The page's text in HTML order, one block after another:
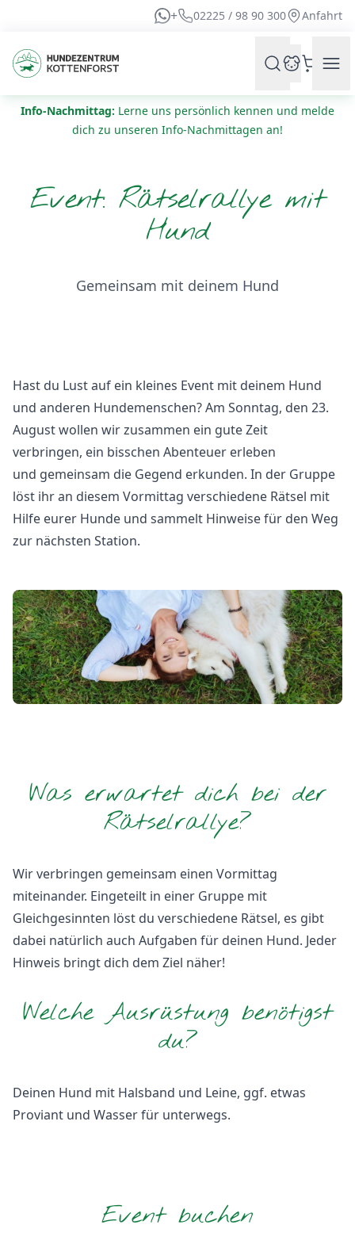
+ 02225 / 98 90 300 Anfahrt
Info-Nachmittag: Lerne uns persönlich kennen und melde
dich zu unseren Info-Nachmittagen an!
Event: Rätselrallye mit
Hund
Gemeinsam mit deinem Hund
Hast du Lust auf ein kleines Event mit deinem Hund
und anderen Hundemenschen? Am Sonntag, den 23.
August wollen wir zusammen ein gute Zeit
verbringen, ein bisschen Abenteuer erleben
und gemeinsam die Gegend erkunden. In der Gruppe
löst ihr an diesem Vormittag verschiedene Rätsel mit
Hilfe eurer Hunde und sammelt Hinweise für den Weg
zur nächsten Station.
Was erwartet dich bei der
Rätselrallye?
Wir verbringen gemeinsam einen Vormittag
miteinander. Eingeteilt in einer Gruppe mit
Gleichgesinnten löst du verschiedene Rätsel, es gibt
dabei natürlich auch Aufgaben für deinen Hund. Jeder
Hinweis bringt dich dem Ziel näher!
Welche Ausrüstung benötigst
du?
Deinen Hund mit Halsband und Leine, ggf. etwas
Proviant und Wasser für unterwegs.
Event buchen